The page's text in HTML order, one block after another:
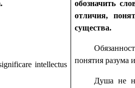
intellectus
обозначить
отличия,
существа.
понятия разума
Душа не